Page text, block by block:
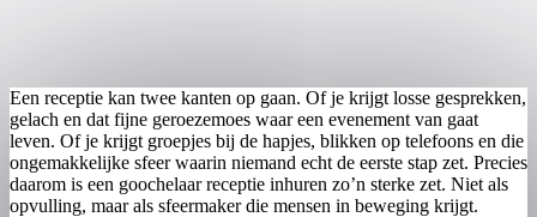
Een receptie kan twee kanten op gaan. Of je krijgt losse gesprekken,
gelach en dat fijne geroezemoes waar een evenement van gaat
leven. Of je krijgt groepjes bij de hapjes, blikken op telefoons en die
ongemakkelijke sfeer waarin niemand echt de eerste stap zet. Precies
daarom is een goochelaar receptie inhuren zo’n sterke zet. Niet als
opvulling, maar als sfeermaker die mensen in beweging krijgt.